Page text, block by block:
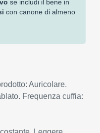
se includi il bene in
con canone di almeno
Auricolare.
Frequenza cuffia: